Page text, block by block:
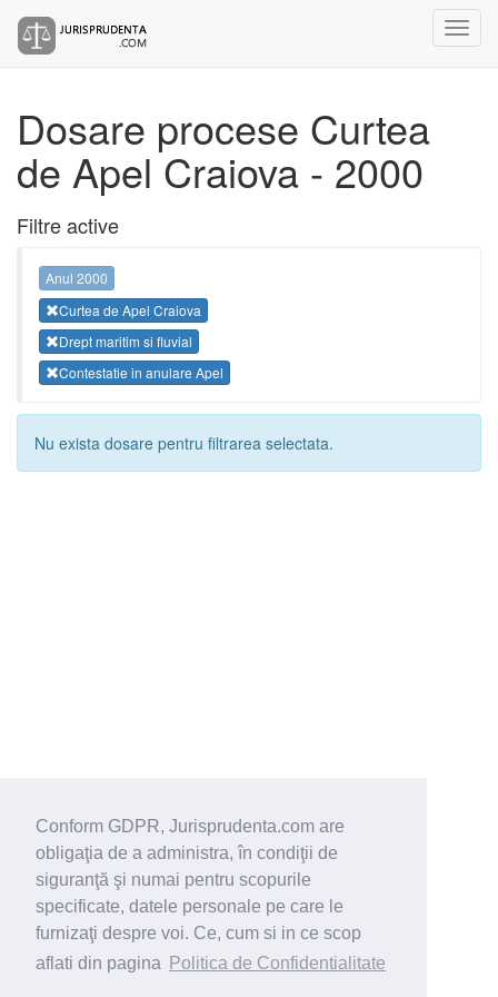
Conform GDPR, Jurisprudenta.com are
obligaţia de a administra, în condiţii de
siguranţă şi numai pentru scopurile
specificate, datele personale pe care le
furnizaţi despre voi. Ce, cum si in ce scop
aflati din pagina
Politica de Confidentialitate
Dosare procese Curtea
de Apel Craiova - 2000
Filtre active
Anul 2000
Curtea de Apel Craiova
Drept maritim si fluvial
Contestatie in anulare Apel
Nu exista dosare pentru filtrarea selectata.